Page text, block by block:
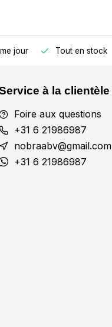
jour Tout en stock
à la clientèle
Foire aux questions
+31 6 21986987
nobraabv@gmail.com
+31 6 21986987